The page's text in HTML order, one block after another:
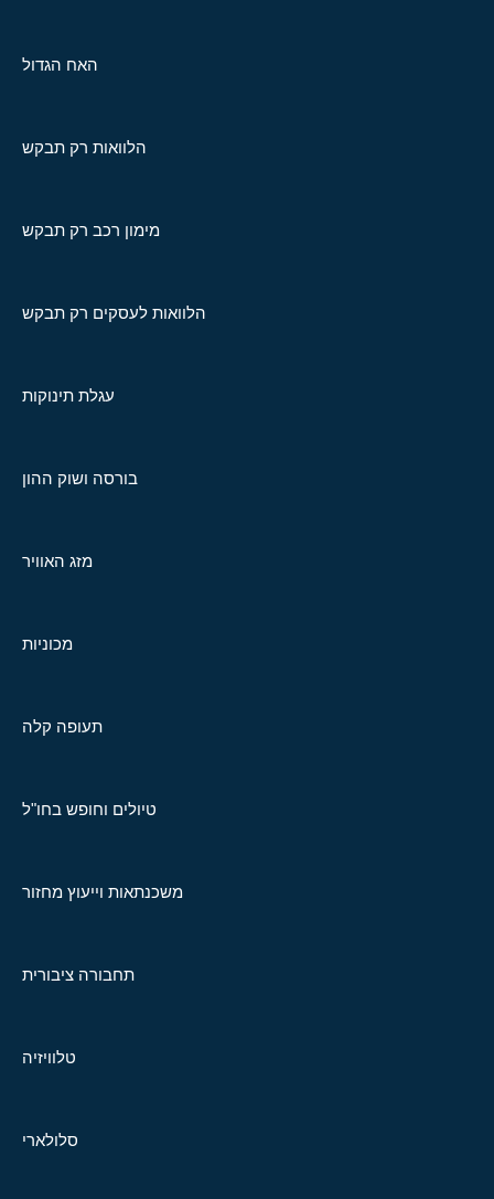
האח הגדול
הלוואות רק תבקש
מימון רכב רק תבקש
הלוואות לעסקים רק תבקש
עגלת תינוקות
בורסה ושוק ההון
מזג האוויר
מכוניות
תעופה קלה
טיולים וחופש בחו"ל
משכנתאות וייעוץ מחזור
תחבורה ציבורית
טלוויזיה
סלולארי